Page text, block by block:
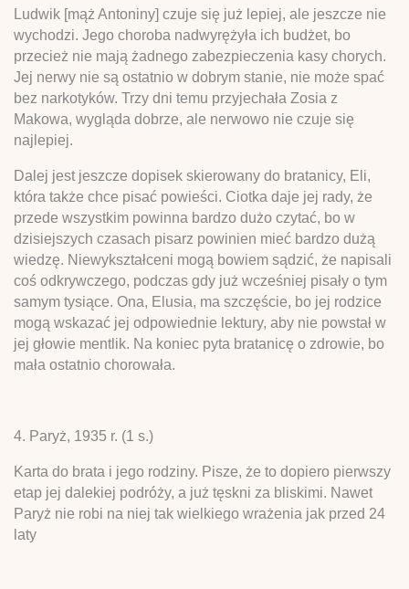
Ludwik [mąż Antoniny] czuje się już lepiej, ale jeszcze nie
wychodzi. Jego choroba nadwyrężyła ich budżet, bo
przecież nie mają żadnego zabezpieczenia kasy chorych.
Jej nerwy nie są ostatnio w dobrym stanie, nie może spać
bez narkotyków. Trzy dni temu przyjechała Zosia z
Makowa, wygląda dobrze, ale nerwowo nie czuje się
najlepiej.
Dalej jest jeszcze dopisek skierowany do bratanicy, Eli,
która także chce pisać powieści. Ciotka daje jej rady, że
przede wszystkim powinna bardzo dużo czytać, bo w
dzisiejszych czasach pisarz powinien mieć bardzo dużą
wiedzę. Niewykształceni mogą bowiem sądzić, że napisali
coś odkrywczego, podczas gdy już wcześniej pisały o tym
samym tysiące. Ona, Elusia, ma szczęście, bo jej rodzice
mogą wskazać jej odpowiednie lektury, aby nie powstał w
jej głowie mentlik. Na koniec pyta bratanicę o zdrowie, bo
mała ostatnio chorowała.
4. Paryż, 1935 r. (1 s.)
Karta do brata i jego rodziny. Pisze, że to dopiero pierwszy
etap jej dalekiej podróży, a już tęskni za bliskimi. Nawet
Paryż nie robi na niej tak wielkiego wrażenia jak przed 24
laty